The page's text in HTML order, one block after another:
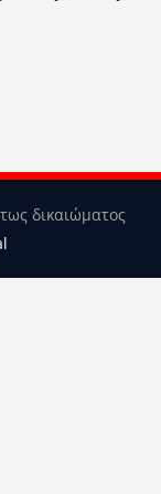
δικαιώματος